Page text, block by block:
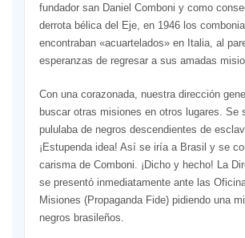
fundador san Daniel Comboni y como
derrota bélica del Eje, en 1946 los
encontraban «acuartelados» en Italia, al
esperanzas de regresar a sus amadas
Con una corazonada, nuestra dirección
buscar otras misiones en otros lugares. Se
pululaba de negros descendientes de
¡Estupenda idea! Así se iría a Brasil y se
carisma de Comboni. ¡Dicho y hecho! La
se presentó inmediatamente ante las
Misiones (Propaganda Fide) pidiendo una
negros brasileños.